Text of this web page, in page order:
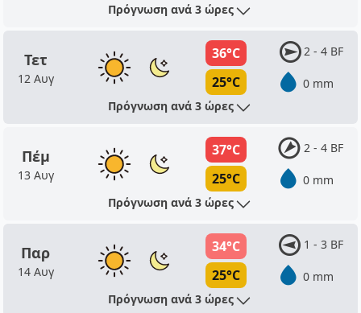
Πρόγνωση ανά 3 ώρες
Τετ
12 Αυγ
36°C
25°C
2 - 4 BF
0 mm
Πρόγνωση ανά 3 ώρες
Πέμ
13 Αυγ
37°C
25°C
2 - 4 BF
0 mm
Πρόγνωση ανά 3 ώρες
Παρ
14 Αυγ
34°C
25°C
1 - 3 BF
0 mm
Πρόγνωση ανά 3 ώρες